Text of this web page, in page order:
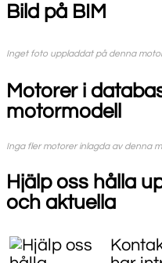
Bild på BIM
Inget foto uppladdat på denna
Motorer i
motormodell
Inga fler motorer inlagda av denna
Hjälp oss hålla
och aktuella